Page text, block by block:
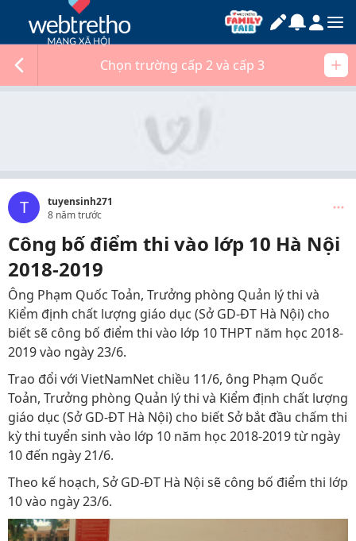
Chọn trường cấp 2 và cấp 3
T
tuyensinh271
8 năm trước
Công bố điểm thi vào lớp 10 Hà Nội
2018-2019
Ông Phạm Quốc Toản, Trưởng phòng Quản lý thi và
Kiểm định chất lượng giáo dục (Sở GD-ĐT Hà Nội) cho
biết sẽ công bố điểm thi vào lớp 10 THPT năm học 2018-
2019 vào ngày 23/6.
Trao đổi với VietNamNet chiều 11/6, ông Phạm Quốc
Toản, Trưởng phòng Quản lý thi và Kiểm định chất lượng
giáo dục (Sở GD-ĐT Hà Nội) cho biết Sở bắt đầu chấm thi
kỳ thi tuyển sinh vào lớp 10 năm học 2018-2019 từ ngày
10 đến ngày 21/6.
Theo kế hoạch, Sở GD-ĐT Hà Nội sẽ công bố điểm thi lớp
10 vào ngày 23/6.